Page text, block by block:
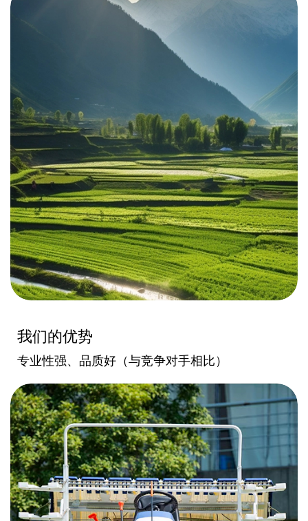
我们的优势
专业性强、品质好（与竞争对手相比）